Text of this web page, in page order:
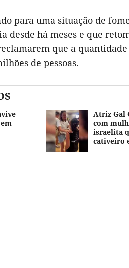
para uma situação de
desde há meses e que
que a
de pessoas.
Atriz Gal
com
israelita
cativeiro